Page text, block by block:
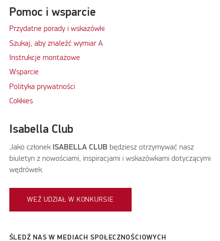
Pomoc i wsparcie
Przydatne porady i wskazówki
Szukaj, aby znaleźć wymiar A
Instrukcje montażowe
Wsparcie
Polityka prywatności
Cokkies
Isabella Club
Jako członekISABELLA CLUB będziesz otrzymywać nasz
biuletyn z nowościami, inspiracjami i wskazówkami dotyczącymi
wędrówek.
WEŹ UDZIAŁ W KONKURSIE
ŚLEDŹ NAS W MEDIACH SPOŁECZNOŚCIOWYCH